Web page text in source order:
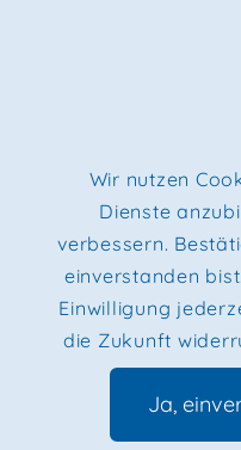
Wir nutzen
Dienste
verbessern.
einverstanden
Einwilligung
die Zukunft
Ja,